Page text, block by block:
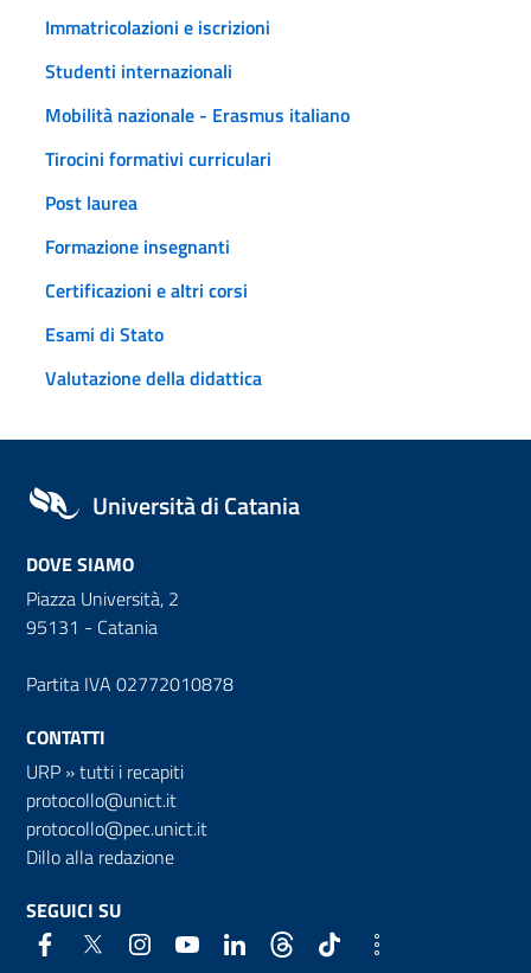
Immatricolazioni e iscrizioni
Studenti internazionali
Mobilità nazionale - Erasmus italiano
Tirocini formativi curriculari
Post laurea
Formazione insegnanti
Certificazioni e altri corsi
Esami di Stato
Valutazione della didattica
Università di Catania
DOVE SIAMO
Piazza Università, 2
95131 - Catania
Partita IVA 02772010878
CONTATTI
URP »tutti i recapiti
protocollo@unict.it
protocollo@pec.unict.it
Dillo alla redazione
SEGUICI SU